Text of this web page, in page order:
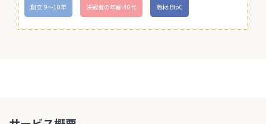
創立:9〜10年 決裁者の年齢:40代 商材:BtoC